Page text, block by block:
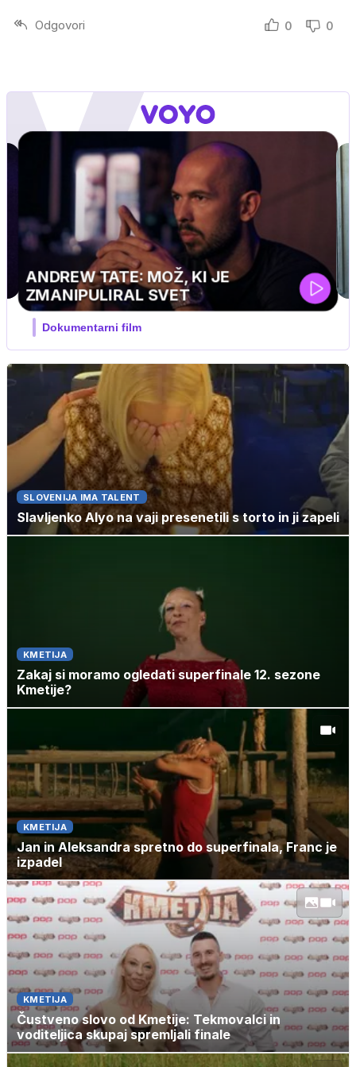
Odgovori 0 0
SLOVENIJA IMA TALENT
Slavljenko Alyo na vaji presenetili s torto in ji zapeli
KMETIJA
Zakaj si moramo ogledati superfinale 12. sezone
Kmetije?
KMETIJA
Jan in Aleksandra spretno do superfinala, Franc je
izpadel
KMETIJA
Čustveno slovo od Kmetije: Tekmovalci in
voditeljica skupaj spremljali finale